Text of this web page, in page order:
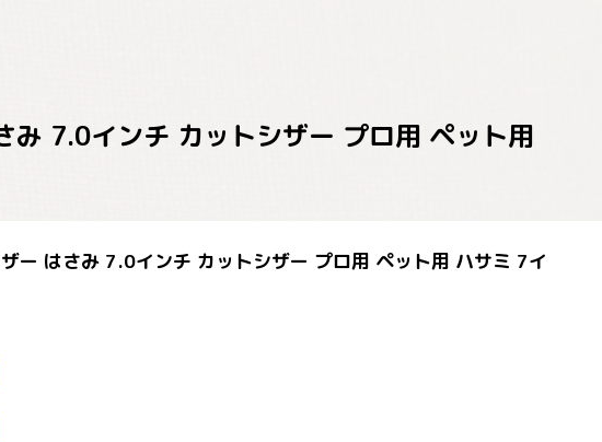
7.0インチ カットシザー プロ用 ペット用
ー はさみ 7.0インチ カットシザー プロ用 ペット用 ハサミ 7イ